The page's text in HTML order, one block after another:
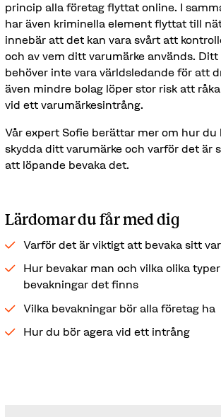
princip alla företag flyttat online. I
har även kriminella element flyttat till
innebär att det kan vara svårt att
och av vem ditt varumärke används.
behöver inte vara världsledande för att
även mindre bolag löper stor risk att
vid ett varumärkesintrång.
Vår expert Sofie berättar mer om hur du
skydda ditt varumärke och varför det är
att löpande bevaka det.
Lärdomar du får med dig
Varför det är viktigt att bevaka sitt
Hur bevakar man och vilka olika
bevakningar det finns
Vilka bevakningar bör alla företag ha
Hur du bör agera vid ett intrång